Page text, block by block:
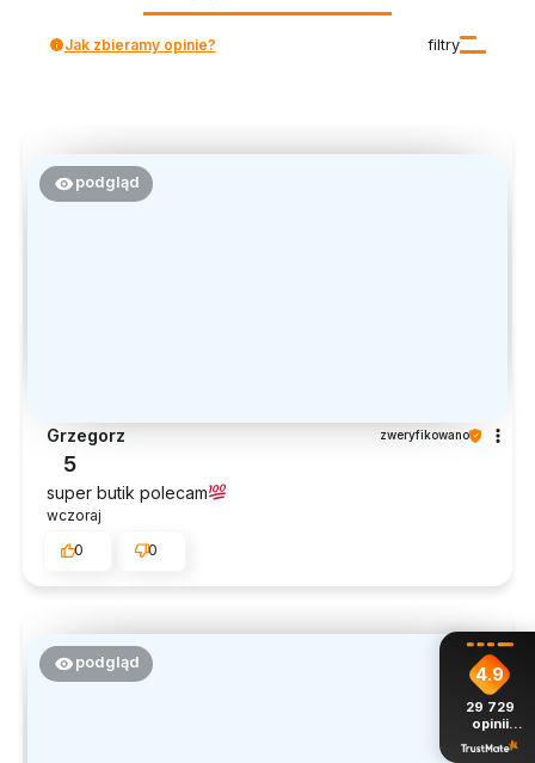
filtry
Jak zbieramy opinie?
podgląd
Grzegorz zweryfikowano
5
super butik polecam
wczoraj
0
0
podgląd
4.9
29 729
opinii
z całego
okresu